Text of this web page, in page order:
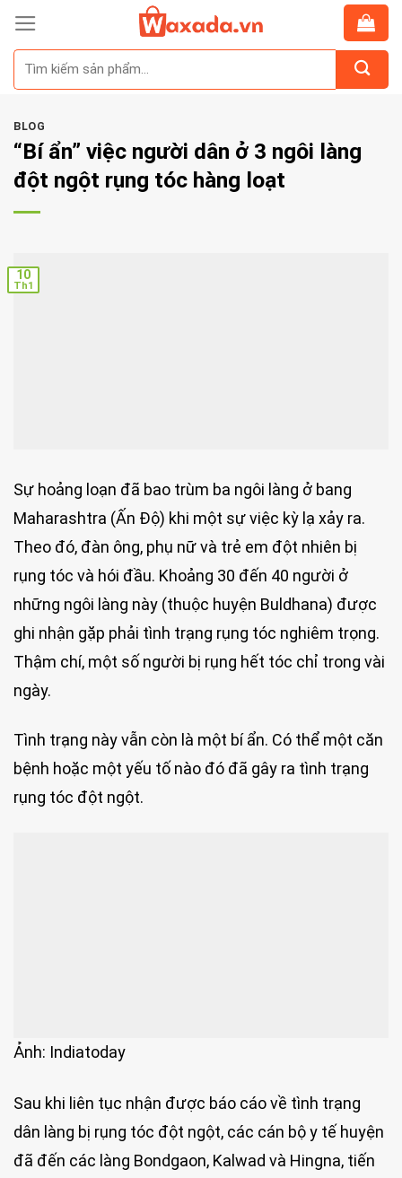
Skip
content
BLOG
“Bí ẩn” việc người dân ở 3 ngôi làng
đột ngột rụng tóc hàng loạt
10
Th1
Sự hoảng loạn đã bao trùm ba ngôi làng ở bang
Maharashtra (Ấn Độ) khi một sự việc kỳ lạ xảy ra.
Theo đó, đàn ông, phụ nữ và trẻ em đột nhiên bị
rụng tóc và hói đầu. Khoảng 30 đến 40 người ở
những ngôi làng này (thuộc huyện Buldhana) được
ghi nhận gặp phải tình trạng rụng tóc nghiêm trọng.
Thậm chí, một số người bị rụng hết tóc chỉ trong vài
ngày.
Tình trạng này vẫn còn là một bí ẩn. Có thể một căn
bệnh hoặc một yếu tố nào đó đã gây ra tình trạng
rụng tóc đột ngột.
Ảnh: Indiatoday
Sau khi liên tục nhận được báo cáo về tình trạng
dân làng bị rụng tóc đột ngột, các cán bộ y tế huyện
đã đến các làng Bondgaon, Kalwad và Hingna, tiến